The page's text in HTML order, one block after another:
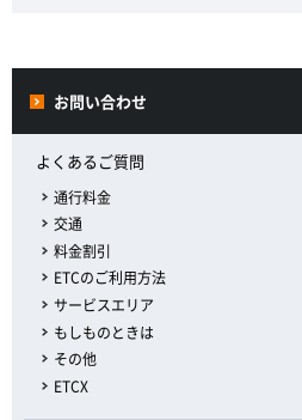
お問い合わせ
よくあるご質問
通行料金
交通
料金割引
ETCのご利用方法
サービスエリア
もしものときは
その他
ETCX